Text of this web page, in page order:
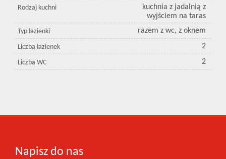
Rodzaj kuchni
kuchnia z jadalnią z
wyjściem na taras
Typ łazienki razem z wc, z oknem
Liczba łazienek 2
Liczba WC 2
Napisz do nas